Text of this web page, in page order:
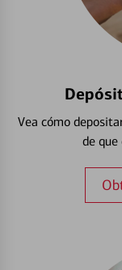
Vea cómo
de que